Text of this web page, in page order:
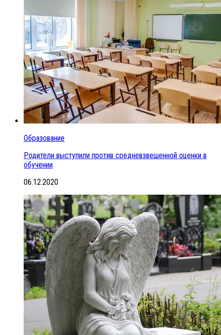
Образование
Родители выступили против средневзвешенной оценки в
обучении
06.12.2020